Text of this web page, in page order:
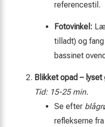
reference­stil.
Foto­vinkel:
tilladt) og
bassinet
Blikket opad – lyset
Tid: 15-25 min.
Se efter
reflekserne